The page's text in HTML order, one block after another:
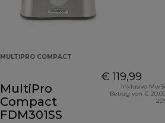
MULTIPRO COMPACT
MultiPro
Compact
FDM301SS
€ 119,99
Inklusive
Betrag von €